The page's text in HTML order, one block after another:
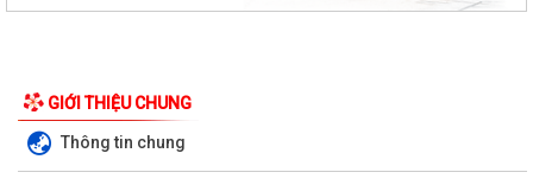
GIỚI THIỆU CHUNG
Thông tin chung